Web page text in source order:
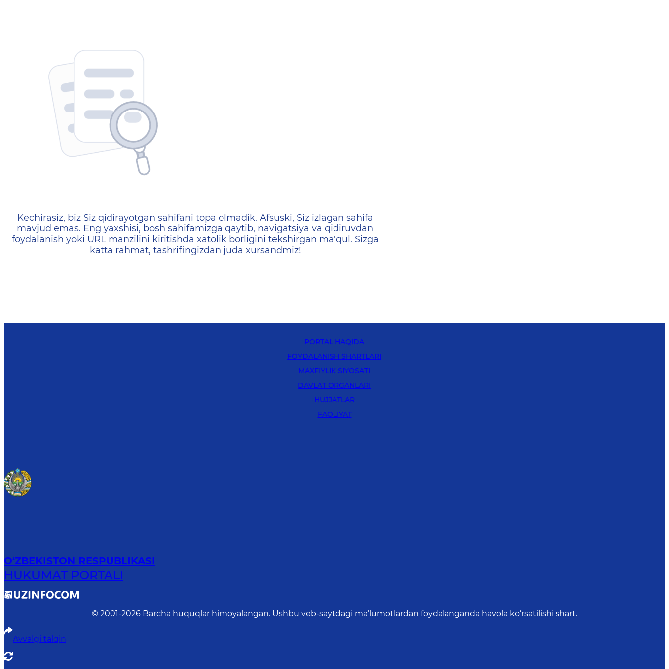
404 — Страница не найдена
Kechirasiz, biz Siz qidirayotgan sahifani topa olmadik. Afsuski, Siz izlagan sahifa
mavjud emas. Eng yaxshisi, bosh sahifamizga qaytib, navigatsiya va qidiruvdan
foydalanish yoki URL manzilini kiritishda xatolik borligini tekshirgan ma'qul. Sizga
katta rahmat, tashrifingizdan juda xursandmiz!
PORTAL HAQIDA
FOYDALANISH SHARTLARI
MAXFIYLIK SIYOSATI
DAVLAT ORGANLARI
HUJJATLAR
FAOLIYAT
O‘ZBEKISTON RESPUBLIKASI
HUKUMAT PORTALI
© 2001-2026 Barcha huquqlar himoyalangan. Ushbu veb-saytdagi ma’lumotlardan foydalanganda havola ko‘rsatilishi shart.
Avvalgi talqin